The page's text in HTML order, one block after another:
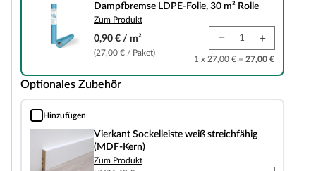
Dampfbremse LDPE-Folie, 30 m² Rolle
Zum Produkt
0,90 € / m²
(27,00 € / Paket)
1 x 27,00 € = 27,00 €
Optionales Zubehör
Hinzufügen
Vierkant Sockelleiste weiß streichfähig (MDF-Kern)
Vierkant Sockelleiste weiß streichfähig
(MDF-Kern)
Zum Produkt